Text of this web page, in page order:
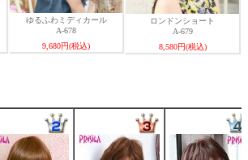
ゆるふわミディカール
A-678
9,680円(税込)
ロンドンショート
A-679
8,580円(税込)